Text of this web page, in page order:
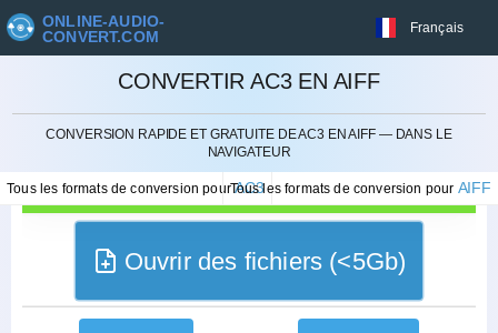
ONLINE-AUDIO-
CONVERT.COM
Français
CONVERTIR AC3 EN AIFF
CONVERSION RAPIDE ET GRATUITE DE AC3 EN AIFF — DANS LE
NAVIGATEUR
Tous les formats de conversion pourAC3
Tous les formats de conversion pour AIFF
Ouvrir des fichiers (<5Gb)